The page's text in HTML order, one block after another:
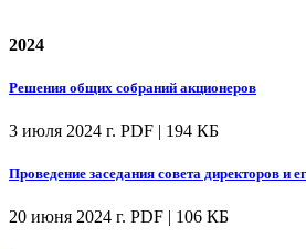
2024
Решения общих собраний акционеров
3 июля 2024 г. PDF | 194 КБ
Проведение заседания совета директоров и
20 июня 2024 г. PDF | 106 КБ